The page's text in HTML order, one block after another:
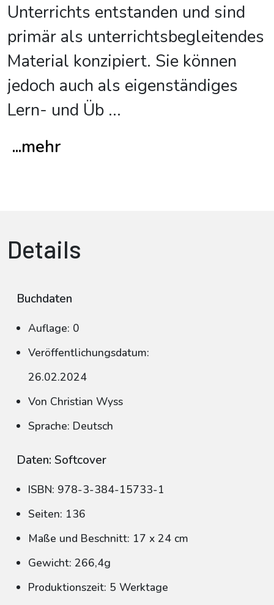
Unterrichts entstanden und sind
primär als unterrichtsbegleitendes
Material konzipiert. Sie können
jedoch auch als eigenständiges
Lern- und Üb ...
...mehr
Details
Buchdaten
Auflage: 0
Veröffentlichungsdatum:
26.02.2024
Von Christian Wyss
Sprache: Deutsch
Daten: Softcover
ISBN: 978-3-384-15733-1
Seiten: 136
Maße und Beschnitt: 17 x 24 cm
Gewicht: 266,4g
Produktionszeit: 5 Werktage